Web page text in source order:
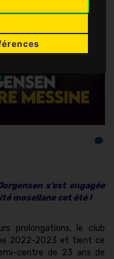
s’est engagée
mosellane cet été !
prolongations, le club
2022-2023 et tient ce
centre de 23 ans de